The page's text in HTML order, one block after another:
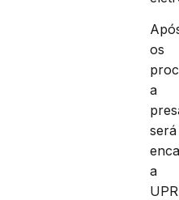
os
a
será
a
UPR